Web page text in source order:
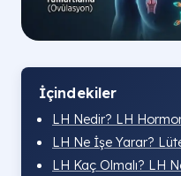
İçindekiler
LH Nedir? LH
LH Ne İşe Yarar?
LH Kaç Olmalı? LH